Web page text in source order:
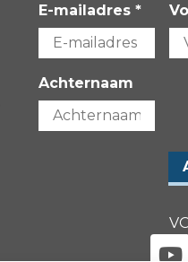
E-mailadres *
Achternaam